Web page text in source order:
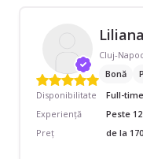
Cluj-
Bonă
Disponibilitate
Full-
Experiență
Peste
Preț
de la